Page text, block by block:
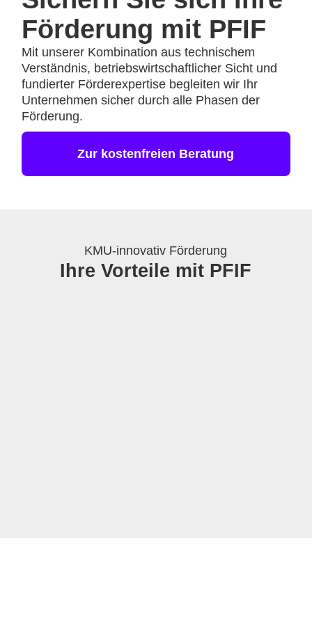
Förderung mit PFIF
Mit unserer Kombination aus technischem
Verständnis, betriebswirtschaftlicher Sicht und
fundierter Förderexpertise begleiten wir Ihr
Unternehmen sicher durch alle Phasen der
Förderung.
Zur kostenfreien Beratung
KMU-innovativ Förderung
Ihre Vorteile mit PFIF